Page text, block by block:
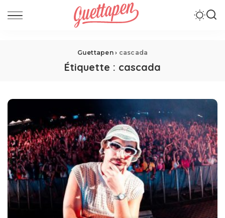
Guettapen› cascada
Étiquette : cascada